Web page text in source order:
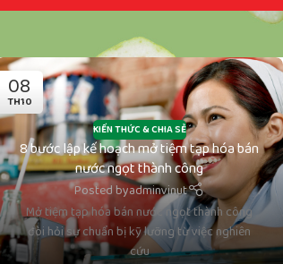
08
TH10
KIẾN THỨC & CHIA SẺ
8 bước lập kế hoạch mở tiệm tạp hóa bán
nước ngọt thành công
Posted byadminvinut
Mở tiệm tạp hóa bán nước ngọt thành công
đòi hỏi sự chuẩn bị kỹ lưỡng từ việc nghiên
cứu